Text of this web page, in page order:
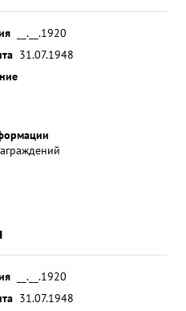
__.__.1920
31.07.1948
__.__.1920
31.07.1948